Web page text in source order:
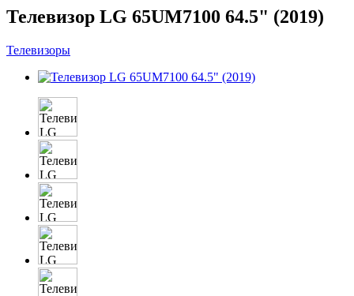
Телевизор LG 65UM7100 64.5" (2019)
Телевизоры